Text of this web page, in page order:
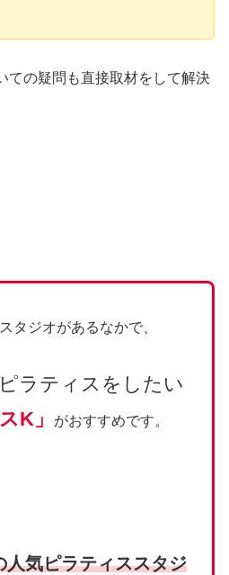
ての疑問も直接取材をして解決
タジオがあるなかで、
ラティスをしたい
K」 がおすすめです。
人気ピラティススタジ